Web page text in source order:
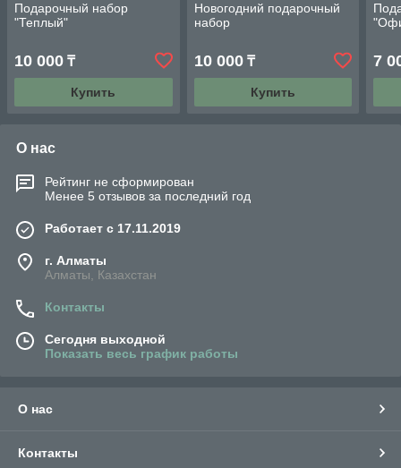
Подарочный набор
"Теплый"
10 000 ₸
Купить
Новогодний подарочный
набор
10 000₸
Купить
7
О нас
Рейтинг не сформирован
Менее 5 отзывов за последний год
Работает с 17.11.2019
г. Алматы
Алматы, Казахстан
Контакты
Сегодня выходной
Показать весь график работы
О нас
Контакты